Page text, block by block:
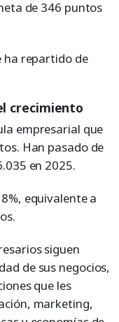
de 346 puntos
ha repartido de
crecimiento
empresarial que
Han pasado de
en 2025.
equivalente a
siguen
de sus negocios,
que les
marketing,